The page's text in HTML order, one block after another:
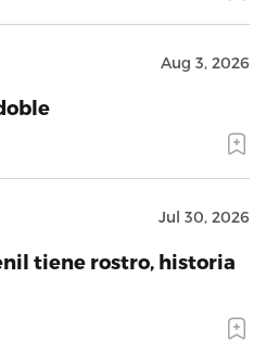
Aug 3, 2026
Jul 30, 2026
tiene rostro, historia